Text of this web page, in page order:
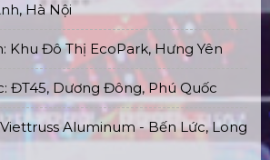
Hà Nội
Khu Đô Thị EcoPark, Hưng Yên
ĐT45, Dương Đông, Phú Quốc
Aluminum - Bến Lức, Long